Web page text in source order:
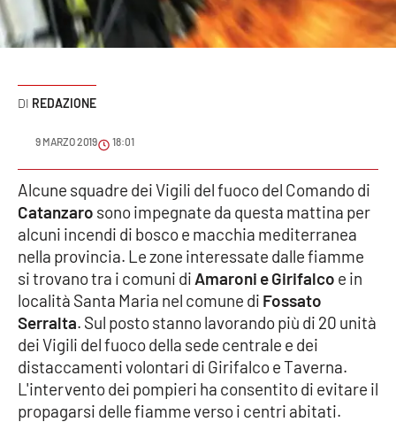
Sport
Meteo
Editoriali
VIDEO
Ambiente
Cronaca
Cultura
REDAZIONE
9 MARZO 2019 18:01
Alcune squadre dei Vigili del fuoco del Comando di
Catanzaro sono impegnate da questa mattina per
alcuni incendi di bosco e macchia mediterranea
nella provincia. Le zone interessate dalle fiamme
si trovano tra i comuni di Amaroni e Girifalco e in
località Santa Maria nel comune di Fossato
Serralta. Sul posto stanno lavorando più di 20 unità
dei Vigili del fuoco della sede centrale e dei
distaccamenti volontari di Girifalco e Taverna.
L'intervento dei pompieri ha consentito di evitare il
propagarsi delle fiamme verso i centri abitati.